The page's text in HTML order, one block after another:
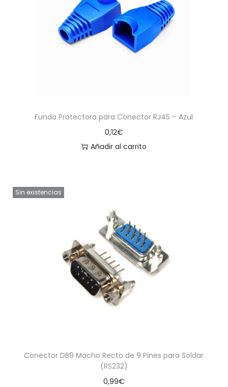
Funda Protectora para Conector RJ45 – Azul
0,12€
Añadir al carrito
Sin existencias
Conector DB9 Macho Recto de 9 Pines para Soldar
(RS232)
0,99€